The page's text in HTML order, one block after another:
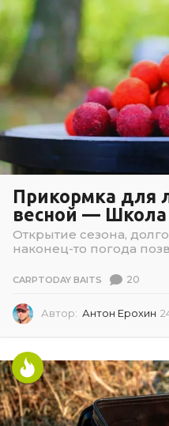
Прикормка для
весной — Школа
Открытие сезона,
наконец-то погода
CARPTODAY BAITS 20
Автор: Антон Ерохин